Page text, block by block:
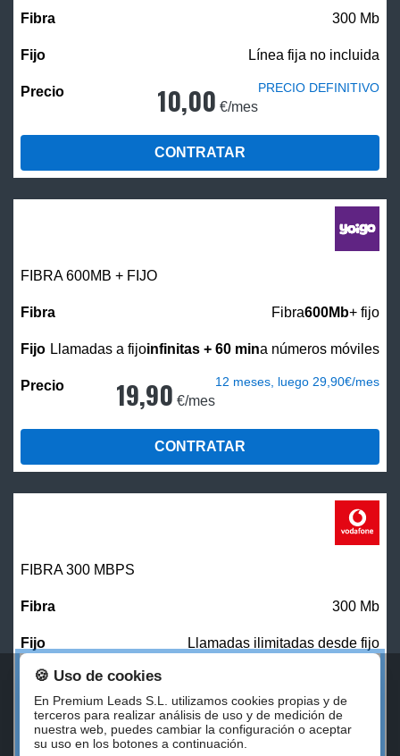
300 Mb
Línea fija no incluida
10,00 €/mes
PRECIO DEFINITIVO
CONTRATAR
FIBRA 600MB + FIJO
Fibra600Mb+ fijo
Llamadas a fijoinfinitas + 60 mina números móviles
19,90 €/mes
12 meses, luego 29,90€/mes
CONTRATAR
FIBRA 300 MBPS
300 Mb
Llamadas ilimitadas desde fijo
27,00 €/mes
CONTRATAR
🍪 Uso de cookies
En Premium Leads S.L. utilizamos cookies propias y de
terceros para realizar análisis de uso y de medición de
nuestra web, puedes cambiar la configuración o aceptar
su uso en los botones a continuación.